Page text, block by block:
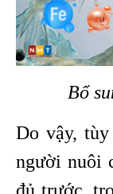
Bổ
Do vậy,
người nuôi
đủ trước,